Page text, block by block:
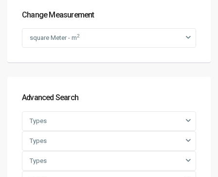
Change Measurement
square Meter - m2
Advanced Search
Types
Types
Types